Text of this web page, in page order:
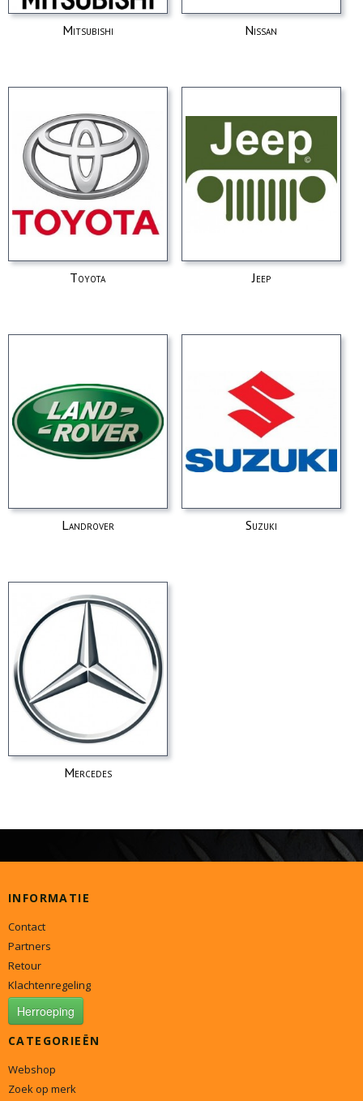
Mitsubishi Nissan
Toyota Jeep
Landrover Suzuki
Mercedes
INFORMATIE
Contact
Partners
Retour
Klachtenregeling
Herroeping
CATEGORIEËN
Webshop
Zoek op merk